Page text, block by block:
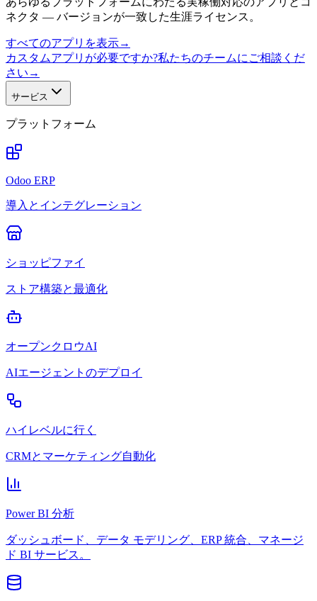
ネクタ — バージョンが一致した生涯ライセンス。
すべてのアプリを表示→
カスタムアプリが必要ですか?私たちのチームにご相談くだ
さい →
サービス
プラットフォーム
Odoo ERP
導入とインテグレーション
ショッピファイ
ストア構築と最適化
オープンクロウAI
AIエージェントのデプロイ
ハイレベルに行く
CRMとマーケティング自動化
Power BI 分析
ダッシュボード、データ モデリング、ERP 統合、マネージ
ド BI サービス。